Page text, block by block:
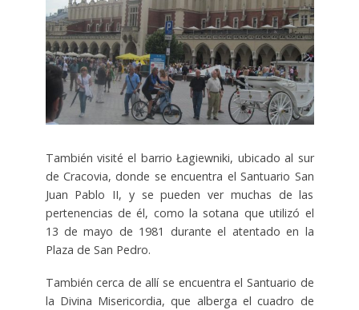
También visité el barrio Łagiewniki, ubicado al sur
de Cracovia, donde se encuentra el Santuario San
Juan Pablo II, y se pueden ver muchas de las
pertenencias de él, como la sotana que utilizó el
13 de mayo de 1981 durante el atentado en la
Plaza de San Pedro.
También cerca de allí se encuentra el Santuario de
la Divina Misericordia, que alberga el cuadro de